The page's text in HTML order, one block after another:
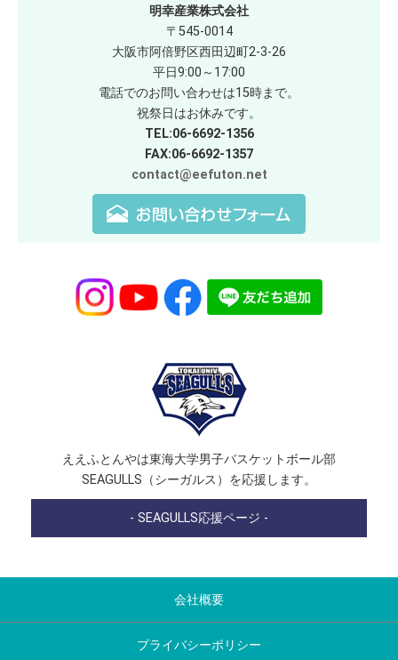
明幸産業株式会社
〒545-0014
大阪市阿倍野区西田辺町2-3-26
平日9:00～17:00
電話でのお問い合わせは15時まで。
祝祭日はお休みです。
TEL:06-6692-1356
FAX:06-6692-1357
contact@eefuton.net
ええふとんやは東海大学男子バスケットボール部
SEAGULLS（シーガルス）を応援します。
- SEAGULLS応援ページ -
会社概要
プライバシーポリシー